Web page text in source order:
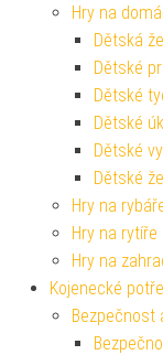
Hry na
Dětská
Dětské
Dětské
Dětské
Dětské
Dětské
Hry na
Hry na rytíře
Hry na
Kojenecké
Bezpečnost